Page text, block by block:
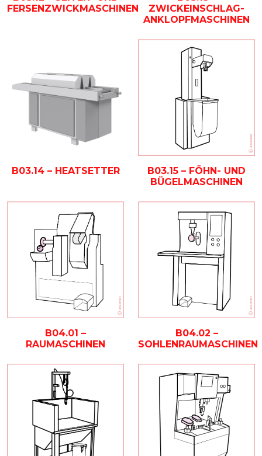
FERSENZWICKMASCHINEN
ZWICKEINSCHLAG-
ANKLOPFMASCHINEN
B03.14 – HEATSETTER
B03.15 – FÖHN- UND
BÜGELMASCHINEN
B04.01 –
RAUMASCHINEN
B04.02 –
SOHLENRAUMASCHINEN